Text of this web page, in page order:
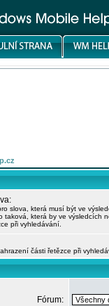
slova, která musí být ve
taková, která by ve výsledcích
při vyhledávání.
části řetězce při
Fórum: